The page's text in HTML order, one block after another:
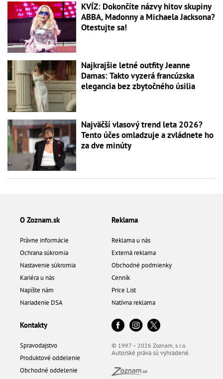
KVÍZ: Dokončíte názvy hitov skupiny
ABBA, Madonny a Michaela Jacksona?
Otestujte sa!
Najkrajšie letné outfity Jeanne
Damas: Takto vyzerá francúzska
elegancia bez zbytočného úsilia
Najväčší vlasový trend leta 2026?
Tento účes omladzuje a zvládnete ho
za dve minúty
O Zoznam.sk
Právne informácie
Ochrana súkromia
Nastavenie súkromia
Kariéra u nás
Napíšte nám
Nariadenie DSA
Reklama
Reklama u nás
Externá reklama
Obchodné podmienky
Cenník
Price List
Natívna reklama
Kontakty
Spravodajstvo
Produktové oddelenie
Obchodné oddelenie
© 1997 – 2026 Zoznam, s.r.o.
Autorské práva sú vyhradené.